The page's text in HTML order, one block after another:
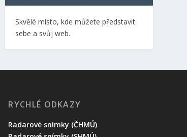
Skvělé místo, kde můžete představit
sebe a svůj web.
RYCHLÉ ODKAZY
Radarové snímky (ČHMÚ)